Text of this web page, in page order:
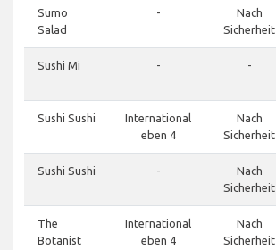
Sumo
Salad
-
Nach
Sicherheit
Sushi Mi - -
Sushi Sushi
International
eben 4
Nach
Sicherheit
Sushi Sushi -
Nach
Sicherheit
The
Botanist
International
eben 4
Nach
Sicherheit